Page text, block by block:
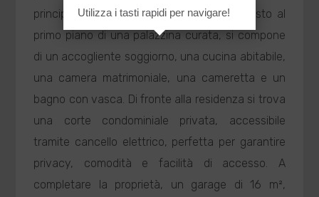
principali servizi e comodità. L'immobile, posto al
primo piano di una palazzina curata, si compone
di un accogliente soggiorno, una cucina abitabile,
una camera matrimoniale, una cameretta e un
bagno con vasca. Di fronte alla residenza si trova
una corte condominiale privata, accessibile
tramite cancello elettrico, perfetta per garantire
privacy, comodità e facilità di accesso. A
completare la proprietà, un garage di 16 m²,
Utilizza i tasti rapidi per navigare!